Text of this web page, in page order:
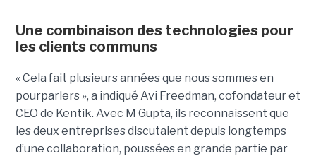
Une combinaison des technologies pour
les clients communs
« Cela fait plusieurs années que nous sommes en
pourparlers », a indiqué Avi Freedman, cofondateur et
CEO de Kentik. Avec M Gupta, ils reconnaissent que
les deux entreprises discutaient depuis longtemps
d’une collaboration, poussées en grande partie par